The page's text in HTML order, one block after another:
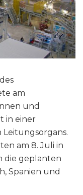
am
und
in einer
Leitungsorgans.
am 8. Juli in
die geplanten
Spanien und